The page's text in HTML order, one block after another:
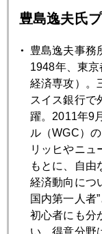
おひとり様高齢
2013年10月28日
中国が米国債を
2013年10月25日
２０１４年のイ
2013年10月24日
豊島逸夫氏
豊島逸夫事務
1948年、東
経済専攻）。
スイス銀行で
躍。2011年9
ル（WGC）
リッヒやニュ
もとに、自由
経済動向につ
国内第一人者
初心者にも分
い。得意分野